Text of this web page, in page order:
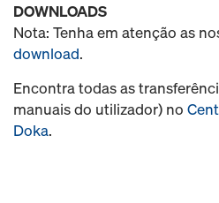
DOWNLOADS
Nota: Tenha em atenção as
download.
Encontra todas as
manuais do utilizador) no
Doka.